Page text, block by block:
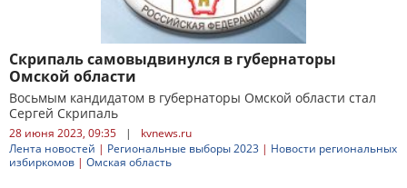
Скрипаль самовыдвинулся в губернаторы
Омской области
Восьмым кандидатом в губернаторы Омской области стал
Сергей Скрипаль
28 июня 2023, 09:35 |
kvnews.ru
Лента новостей | Региональные выборы 2023 | Новости региональных
избиркомов | Омская область